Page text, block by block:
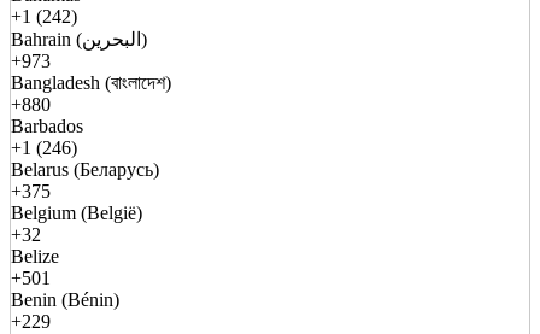
+1 (242)
Bahrain (البحرين)
+973
Bangladesh (বাংলাদেশ)
+880
Barbados
+1 (246)
Belarus (Беларусь)
+375
Belgium (België)
+32
Belize
+501
Benin (Bénin)
+229